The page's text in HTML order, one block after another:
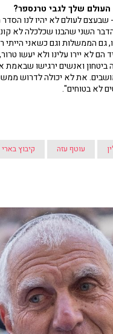
שלך לגבי טרנספר?
לעולם לא יהיו לנו
השני שהבנו שכלכלה לא
גם הממשלות וגם כשאני
לא יירו עלינו ולא יעשו
ביטחון ואנשים ירגישו שבאמת
את לא יכולה לדרוש
לא בטוחים".
עוטף עזה
קיבוץ בארי